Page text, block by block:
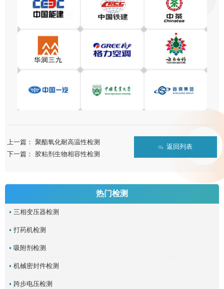
上一篇：聚酯氧化耐高温性检测
下一篇： 胶粘剂生物相容性检测
返回列表
热门检测
三相变压器检测
打药机检测
吸附剂检测
机械密封件检测
跨步电压检测